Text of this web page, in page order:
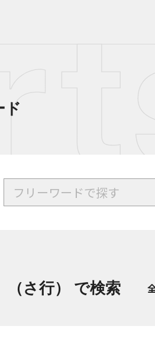
ド
（さ行） で検索